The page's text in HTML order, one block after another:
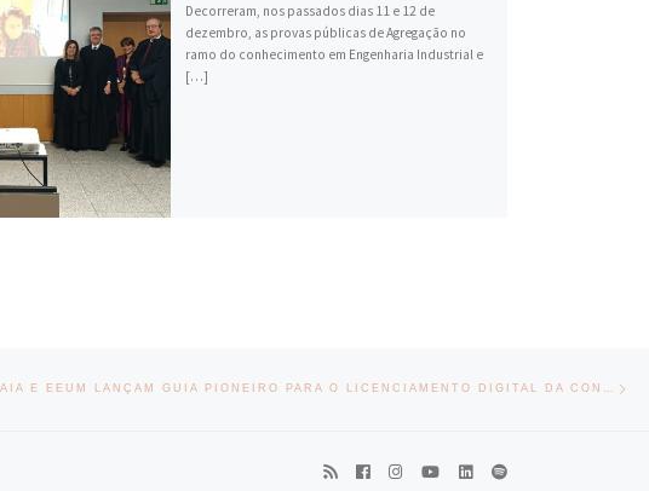
Decorreram, nos passados dias 11 e 12 de
dezembro, as provas públicas de Agregação no
ramo do conhecimento em Engenharia Industrial e
[…]
GAIA E EEUM LANÇAM GUIA PIONEIRO PARA O LICENCIAMENTO DIGITAL DA CONSTRUÇÃO